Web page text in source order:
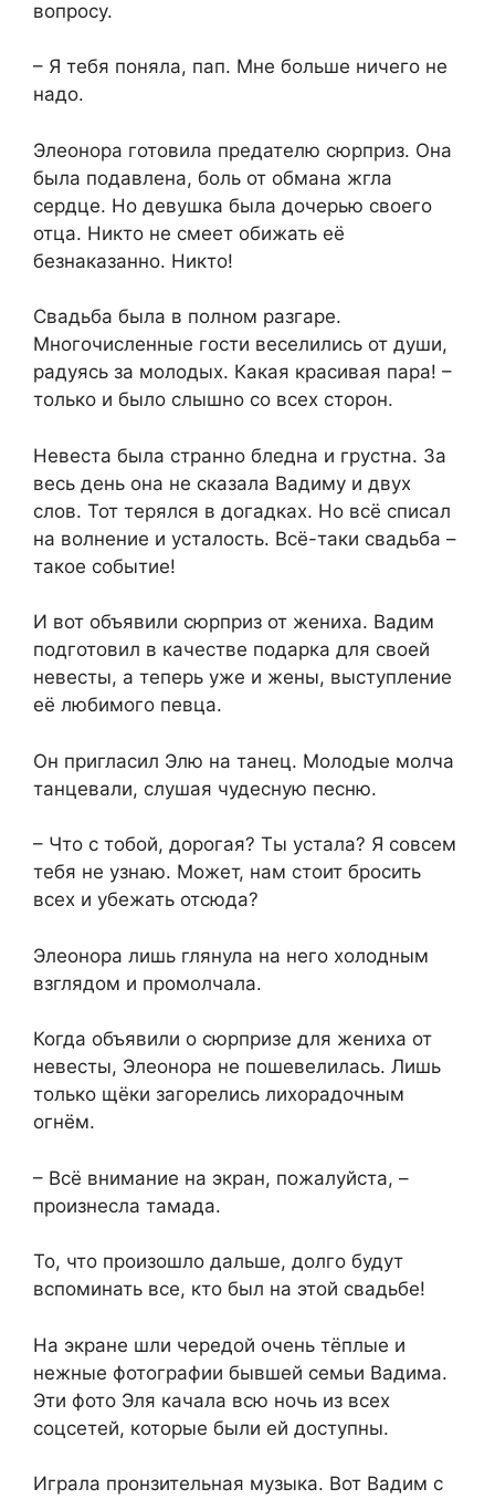
вопросу.
– Я тебя поняла, пап. Мне больше ничего не
надо.
Элеонора готовила предателю сюрприз. Она
была подавлена, боль от обмана жгла
сердце. Но девушка была дочерью своего
отца. Никто не смеет обижать её
безнаказанно. Никто!
Свадьба была в полном разгаре.
Многочисленные гости веселились от души,
радуясь за молодых. Какая красивая пара! –
только и было слышно со всех сторон.
Невеста была странно бледна и грустна. За
весь день она не сказала Вадиму и двух
слов. Тот терялся в догадках. Но всё списал
на волнение и усталость. Всё-таки свадьба –
такое событие!
И вот объявили сюрприз от жениха. Вадим
подготовил в качестве подарка для своей
невесты, а теперь уже и жены, выступление
её любимого певца.
Он пригласил Элю на танец. Молодые молча
танцевали, слушая чудесную песню.
– Что с тобой, дорогая? Ты устала? Я совсем
тебя не узнаю. Может, нам стоит бросить
всех и убежать отсюда?
Элеонора лишь глянула на него холодным
взглядом и промолчала.
Когда объявили о сюрпризе для жениха от
невесты, Элеонора не пошевелилась. Лишь
только щёки загорелись лихорадочным
огнём.
– Всё внимание на экран, пожалуйста, –
произнесла тамада.
То, что произошло дальше, долго будут
вспоминать все, кто был на этой свадьбе!
На экране шли чередой очень тёплые и
нежные фотографии бывшей семьи Вадима.
Эти фото Эля качала всю ночь из всех
соцсетей, которые были ей доступны.
Играла пронзительная музыка. Вот Вадим с